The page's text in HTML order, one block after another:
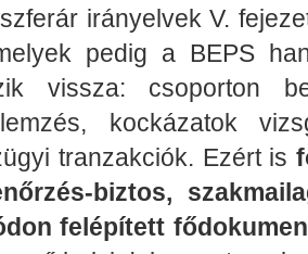
irányelvek V.
pedig a BEPS
vissza: csoporton
kockázatok
tranzakciók. Ezért is
biztos,
felépített